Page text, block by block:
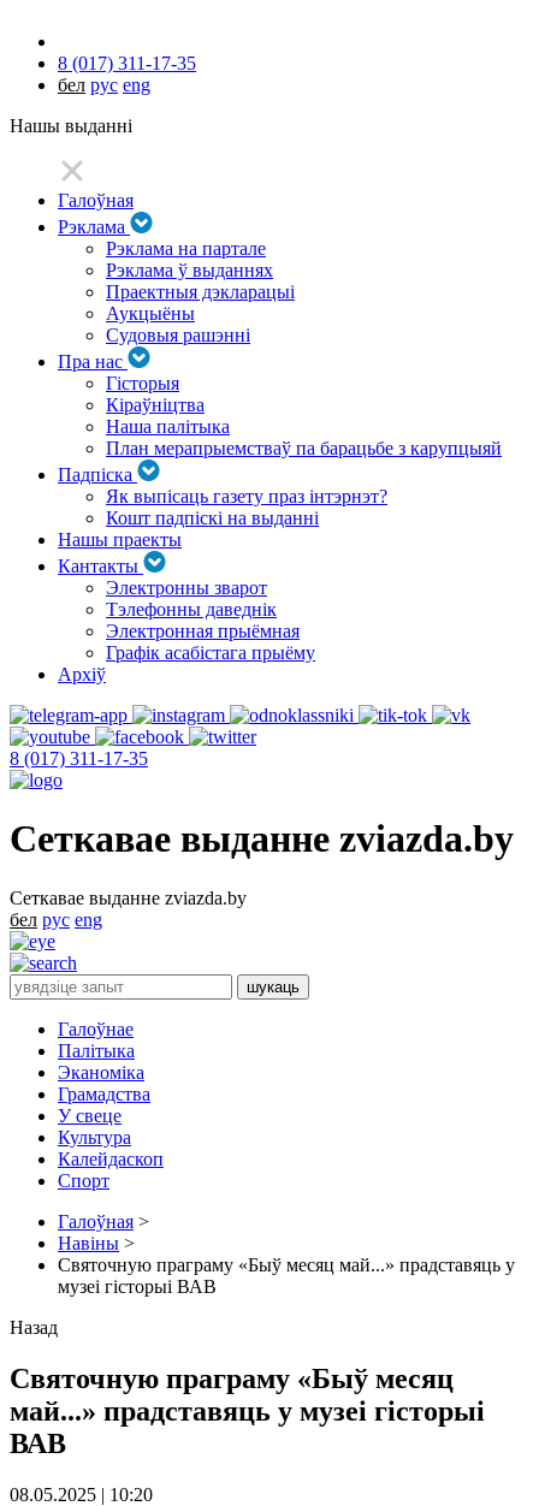
8 (017) 311-17-35
бел рус eng
Нашы выданні
Галоўная
Рэклама
Рэклама на партале
Рэклама ў выданнях
Праектныя дэкларацыі
Аукцыёны
Судовыя рашэнні
Пра нас
Гісторыя
Кіраўніцтва
Наша палітыка
План мерапрыемстваў па барацьбе з карупцыяй
Падпіска
Як выпісаць газету праз інтэрнэт?
Кошт падпіскі на выданні
Нашы праекты
Кантакты
Электронны зварот
Тэлефонны даведнік
Электронная прыёмная
Графік асабістага прыёму
Архіў
8 (017) 311-17-35
Сеткавае выданне zviazda.by
Сеткавае выданне zviazda.by
бел рус eng
Галоўнае
Палітыка
Эканоміка
Грамадства
У свеце
Культура
Калейдаскоп
Спорт
Галоўная >
Навіны >
Святочную праграму «Быў месяц май...» прадставяць у
музеі гісторыі ВАВ
Назад
Святочную праграму «Быў месяц
май...» прадставяць у музеі гісторыі
ВАВ
08.05.2025 | 10:20